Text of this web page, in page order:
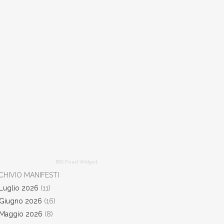
RSS Feed Widget
MANIFESTI
2026 (11)
2026 (16)
2026 (8)